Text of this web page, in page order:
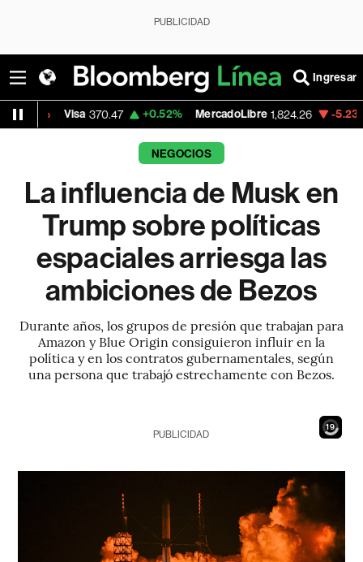
PUBLICIDAD
Ingresar
370.47 +0.52% MercadoLibre 1,824.26 -5.23% Banco de
NEGOCIOS
La influencia de Musk en
Trump sobre políticas
espaciales arriesga las
ambiciones de Bezos
Durante años, los grupos de presión que trabajan para
Amazon y Blue Origin consiguieron influir en la
política y en los contratos gubernamentales, según
una persona que trabajó estrechamente con Bezos.
18
PUBLICIDAD